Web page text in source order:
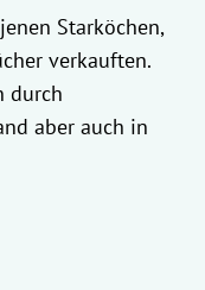
Starköchen,
verkauften.
durch
aber auch in